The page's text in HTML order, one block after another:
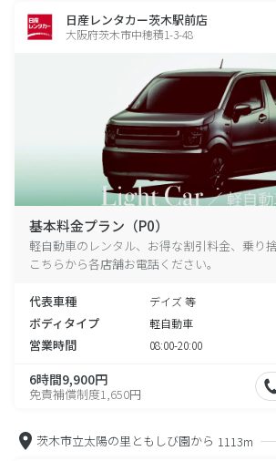
日産レンタカー茨木駅前店
大阪府茨木市中穂積1-3-48
基本料金プラン（P0）
軽自動車のレンタル、お得な割引料金、乗り
こちらから各店舗お電話ください。
代表車種 デイズ 等
ボディタイプ 軽自動車
営業時間 08:00-20:00
6時間9,900円
免責補償制度1,650円
茨木市立太陽の里ともしび園から 1113m